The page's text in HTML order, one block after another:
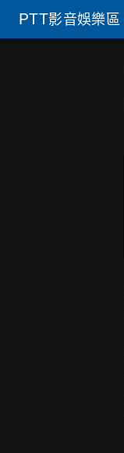
PTT影音娛樂區